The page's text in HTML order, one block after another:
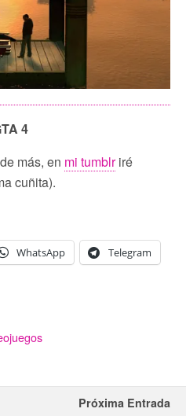
4
más, en mi tumblriré
cuñita).
WhatsApp Telegram
Próxima Entrada